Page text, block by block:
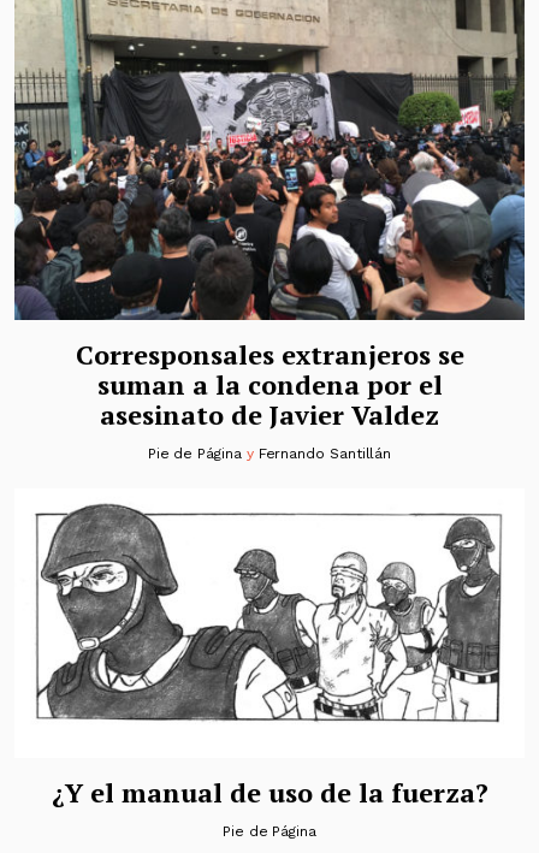
Corresponsales extranjeros se
suman a la condena por el
asesinato de Javier Valdez
Pie de Página y Fernando Santillán
¿Y el manual de uso de la fuerza?
Pie de Página